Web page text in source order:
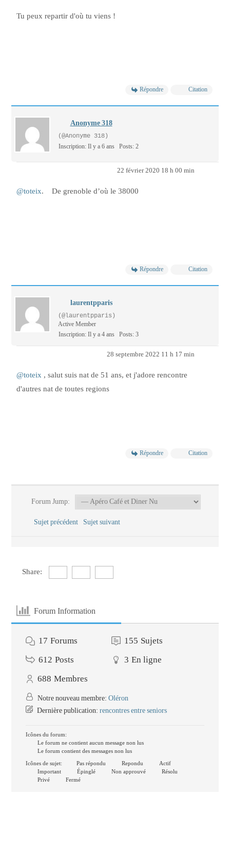
Tu peux repartir d'où tu viens !
Répondre Citation
Anonyme 318
(@Anonyme 318)
Inscription: Il y a 6 ans Posts: 2
22 février 2020 18 h 00 min
@toteix. De grenoble d’où le 38000
Répondre Citation
laurentpparis
(@laurentpparis)
Active Member
Inscription: Il y a 4 ans Posts: 3
28 septembre 2022 11 h 17 min
@toteix , salut suis nat de 51 ans, et j'adore rencontre
d'autres nat de toutes regions
Répondre Citation
Forum Jump:
Sujet précédent Sujet suivant
Share:
Forum Information
17 Forums 155 Sujets
612 Posts 3 En ligne
688 Membres
Notre nouveau membre: Oléron
Dernière publication: rencontres entre seniors
Icônes du forum:
Le forum ne contient aucun message non lus
Le forum contient des messages non lus
Icônes de sujet:
Pas répondu Repondu
Actif
Important
Épinglé Non approuvé
Résolu
Privé
Fermé